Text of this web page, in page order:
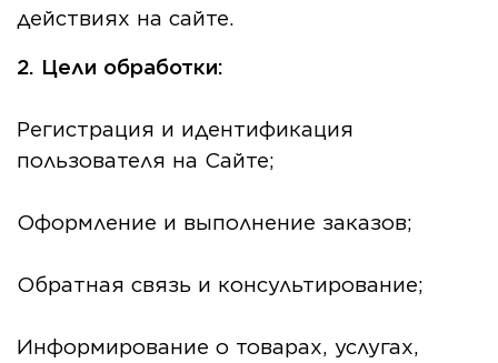
действиях на сайте.
2. Цели обработки:
Регистрация и идентификация
пользователя на Сайте;
Оформление и выполнение заказов;
Обратная связь и консультирование;
Информирование о товарах, услугах,